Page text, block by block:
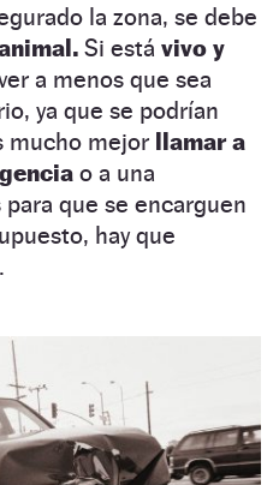
la zona, se debe
Si está vivo y
a menos que sea
ya que se podrían
mucho mejor llamar a
o a una
que se encarguen
hay que
.